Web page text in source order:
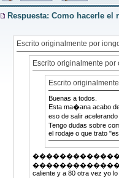
Respuesta: Como hacerle el
Escrito originalmente por
Escrito originalmente por
Escrito
Buenas a todos.
Esta ma�ana acabo
eso de salir
Tengo dudas sobre
el rodaje o que trato
�����������������
caliente y a 80 otra vez yo